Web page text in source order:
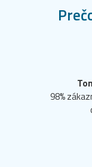
98%